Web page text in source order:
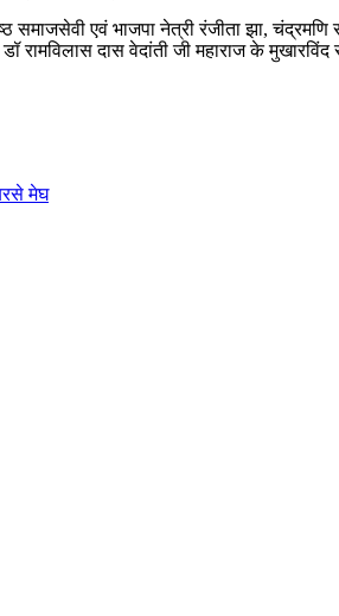
एवं भाजपा नेत्री रंजीता झा, चंद्रमणि
रामविलास दास वेदांती जी महाराज के
मेघ